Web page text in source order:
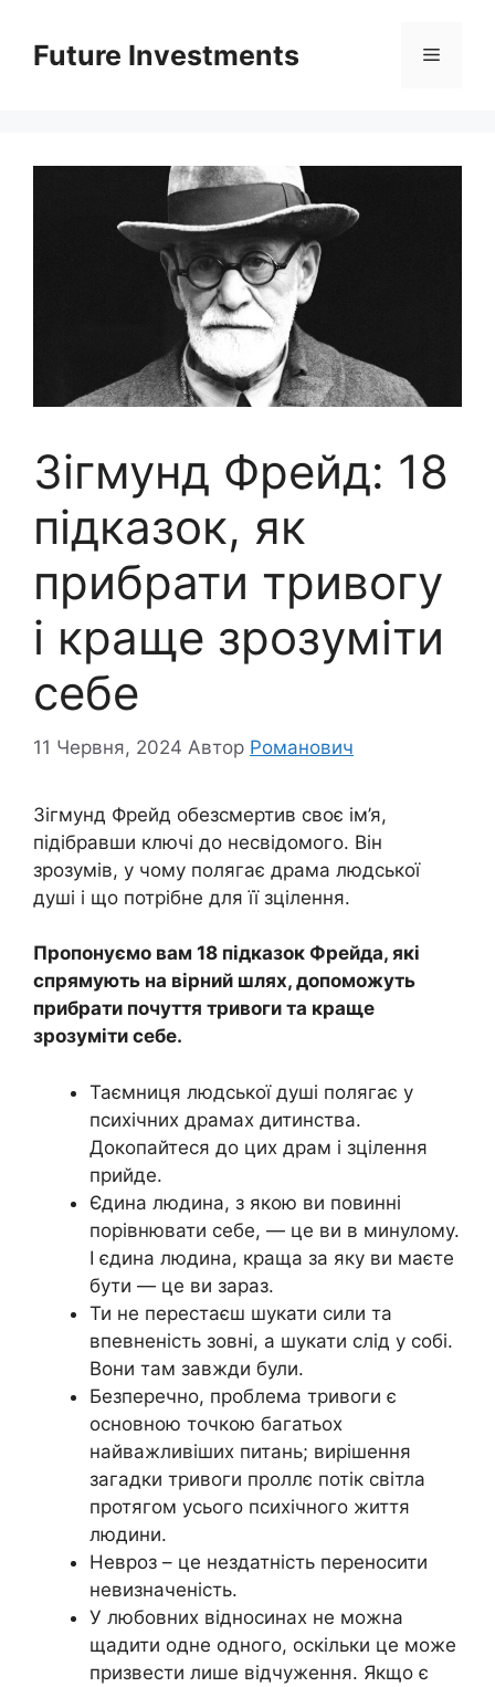
вмістуFuture Investments Меню
Зігмунд Фрейд: 18
підказок, як
прибрати тривогу
і краще зрозуміти
себе
11 Червня, 2024 Автор Романович
Зігмунд Фрейд обезсмертив своє ім’я,
підібравши ключі до несвідомого. Він
зрозумів, у чому полягає драма людської
душі і що потрібне для її зцілення.
Пропонуємо вам 18 підказок Фрейда, які
спрямують на вірний шлях, допоможуть
прибрати почуття тривоги та краще
зрозуміти себе.
Таємниця людської душі полягає у
психічних драмах дитинства.
Докопайтеся до цих драм і зцілення
прийде.
Єдина людина, з якою ви повинні
порівнювати себе, — це ви в минулому.
І єдина людина, краща за яку ви маєте
бути — це ви зараз.
Ти не перестаєш шукати сили та
впевненість зовні, а шукати слід у собі.
Вони там завжди були.
Безперечно, проблема тривоги є
основною точкою багатьох
найважливіших питань; вирішення
загадки тривоги проллє потік світла
протягом усього психічного життя
людини.
Невроз – це нездатність переносити
невизначеність.
У любовних відносинах не можна
щадити одне одного, оскільки це може
призвести лише відчуження. Якщо є